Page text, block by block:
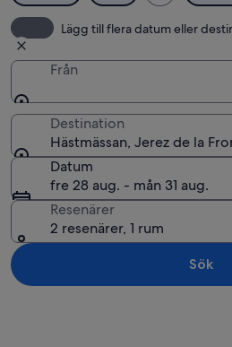
Lägg till flera datum eller
Från
Destination
Hästmässan, Jerez de la
Datum
fre 28 aug. - mån 31 aug.
Resenärer
2 resenärer, 1 rum
Sök